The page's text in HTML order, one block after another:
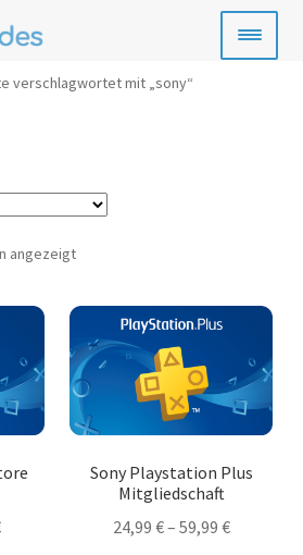
verschlagwortet mit „sony“
angezeigt
Sony Playstation Plus
Mitgliedschaft
24,99 €– 59,99 €